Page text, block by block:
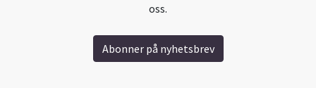
oss.
Abonner på nyhetsbrev